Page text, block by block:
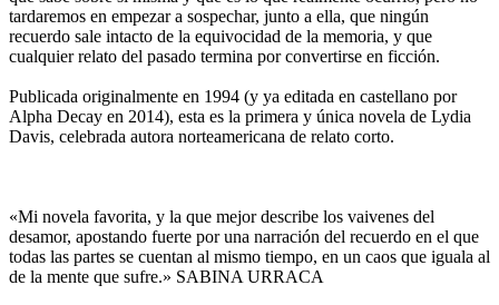
tardaremos en empezar a sospechar, junto a ella, que ningún
recuerdo sale intacto de la equivocidad de la memoria, y que
cualquier relato del pasado termina por convertirse en ficción.
Publicada originalmente en 1994 (y ya editada en castellano por
Alpha Decay en 2014), esta es la primera y única novela de Lydia
Davis, celebrada autora norteamericana de relato corto.
«Mi novela favorita, y la que mejor describe los vaivenes del
desamor, apostando fuerte por una narración del recuerdo en el que
todas las partes se cuentan al mismo tiempo, en un caos que iguala al
de la mente que sufre.» SABINA URRACA